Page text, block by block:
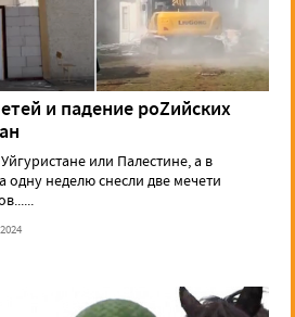
и падение роZийских
или Палестине, а в
одну неделю снесли две мечети